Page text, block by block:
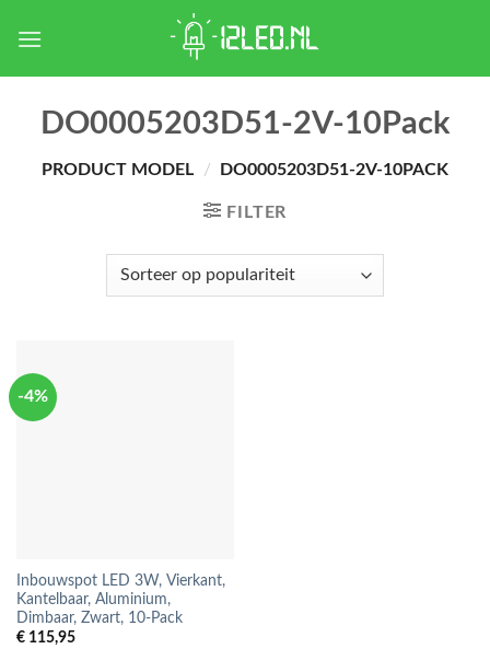
DO0005203D51-2V-10Pack
PRODUCT MODEL / DO0005203D51-2V-10PACK
FILTER
-4%
Inbouwspot LED 3W, Vierkant,
Kantelbaar, Aluminium,
Dimbaar, Zwart, 10-Pack
€115,95